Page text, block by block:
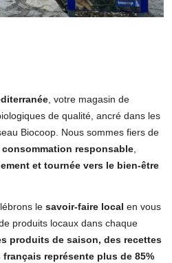
, votre magasin de
de qualité, ancré dans les
Biocoop. Nous sommes fiers de
consommation responsable
et tournée vers le bien-être
le savoir-faire local en vous
produits locaux dans chaque
produits de saison, des recettes
représente plus de 85%